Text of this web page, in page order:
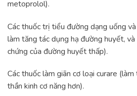
metoprolol).
Các thuốc trị tiểu đường dạng uống
làm tăng tác dụng hạ đường huyết, và
chứng của đường huyết thấp).
Các thuốc làm giãn cơ loại curare
thần kinh cơ năng hơn).